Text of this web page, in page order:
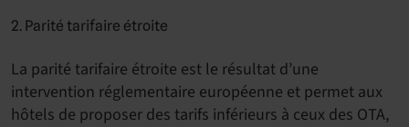
2. Parité tarifaire étroite
La parité tarifaire étroite est le résultat d’une
intervention réglementaire européenne et permet aux
hôtels de proposer des tarifs inférieurs à ceux des OTA,